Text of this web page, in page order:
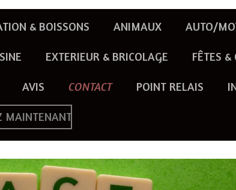
& BOISSONS ANIMAUX AUTO/
EXTERIEUR & BRICOLAGE FÊTES &
AVIS CONTACT POINT RELAIS
MAINTENANT